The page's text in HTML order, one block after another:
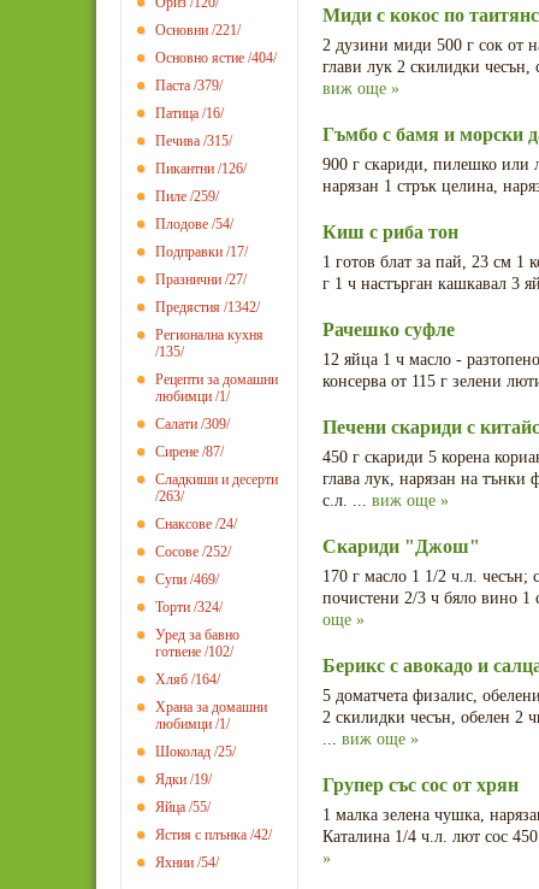
Основни /221/
Основно ястие /404/
Паста /379/
Патица /16/
Печива /315/
Пикантни /126/
Пиле /259/
Плодове /54/
Подправки /17/
Празнични /27/
Предястия /1342/
Регионална кухня
/135/
Рецепти за домашни
любимци /1/
Салати /309/
Сирене /87/
Сладкиши и десерти
/263/
Снаксове /24/
Сосове /252/
Супи /469/
Торти /324/
Уред за бавно
готвене /102/
Хляб /164/
Храна за домашни
любимци /1/
Шоколад /25/
Ядки /19/
Яйца /55/
Ястия с плънка /42/
Яхнии /54/
Миди с кокос по
2 дузини миди 500 г сок от
глави лук 2 скилидки
виж още »
Гъмбо с бамя и морски
900 г скариди, пилешко или
нарязан 1 стрък целина,
Киш с риба тон
1 готов блат за пай, 23 см 1
г 1 ч настърган кашкавал 3
Рачешко суфле
12 яйца 1 ч масло -
консерва от 115 г зелени
Печени скариди с
450 г скариди 5 корена
глава лук, нарязан на
с.л. ... виж още »
Скариди "Джош"
170 г масло 1 1/2 ч.л. чесън;
почистени 2/3 ч бяло вино 1
още »
Берикс с авокадо и
5 доматчета физалис,
2 скилидки чесън, обелен 2
... виж още »
Групер със сос от хрян
1 малка зелена чушка,
Каталина 1/4 ч.л. лют сос
»